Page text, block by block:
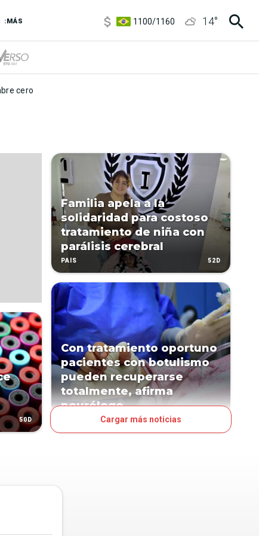
:MÁS
1100/1160
14°
cero
50D
Familia apela a la
solidaridad para costoso
tratamiento de niña con
parálisis cerebral
PAÍS 52D
Con tratamiento oportuno
pacientes con botulismo
pueden recuperarse
totalmente, afirma
neurólogo
Cargar más noticias